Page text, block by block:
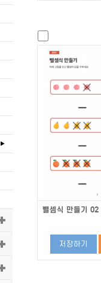
뺄셈식 만들기 02
저장하기